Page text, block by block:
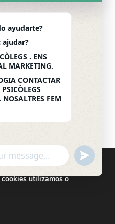
la mejor experiencia en
cookies utilizamos o
By using our
of cookies.
ayudarte?
ajudar?
. ENS
MARKETING.
CONTACTAR
FEM
u
n
d